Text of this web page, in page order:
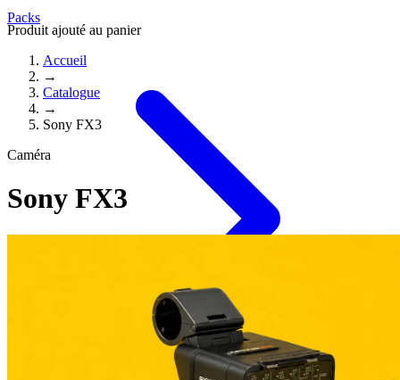
Packs
Produit ajouté au panier
Accueil
→
Catalogue
→
Sony FX3
Caméra
Sony FX3